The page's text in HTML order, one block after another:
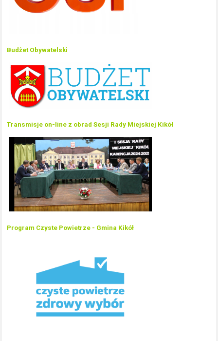
Budżet Obywatelski
Transmisje on-line z obrad Sesji Rady Miejskiej Kikół
Program Czyste Powietrze - Gmina Kikół